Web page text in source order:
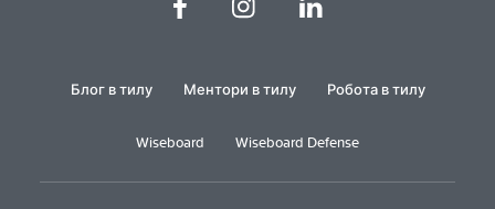
Блог в тилу Ментори в тилу Робота в тилу
Wiseboard Wiseboard Defense